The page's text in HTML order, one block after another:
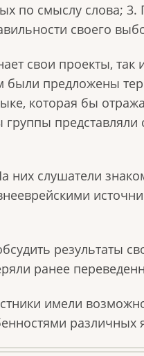
по смыслу слова; 3.
своего
свои проекты, так
были предложены
которая бы
представляли
них слушатели
результаты
ранее
имели
различных